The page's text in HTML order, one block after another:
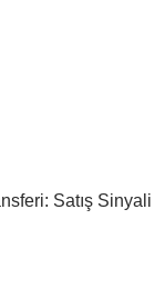
Satış Sinyali